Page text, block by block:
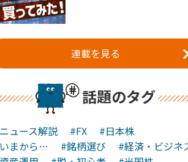
連載を見る
話題のタグ
ュース解説 #FX
#日本株
まから…
#銘柄選び
#経済・ビジネ